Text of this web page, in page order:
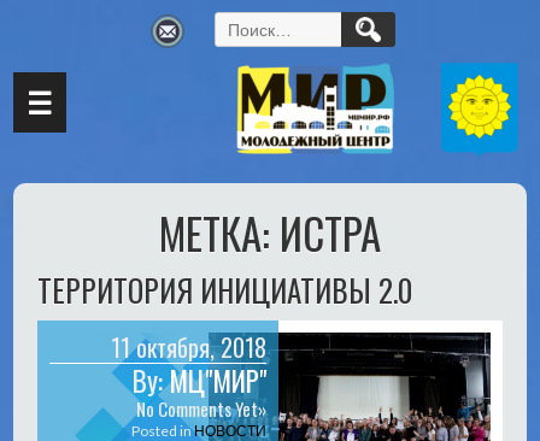
Найти:
☰
МЕТКА: ИСТРА
ТЕРРИТОРИЯ ИНИЦИАТИВЫ 2.0
11 октября, 2018
By:МЦ"МИР"
No Comments Yet»
Posted inНОВОСТИ